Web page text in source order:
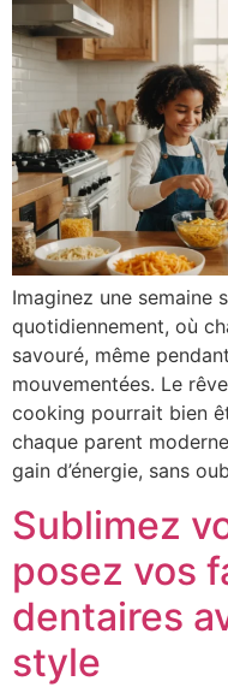
Imaginez une semaine
quotidiennement, où
savouré, même
mouvementées. Le
cooking pourrait bien
chaque parent
gain d’énergie, sans
Sublimez
posez vos
dentaires
style